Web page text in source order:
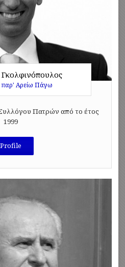
παρ' Αρείω Πάγω
Πατρών από το έτος
1999
Profile